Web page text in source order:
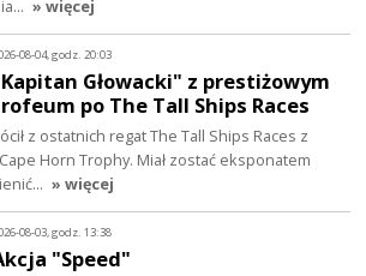
» więcej
08-04, godz. 20:03
Głowacki" z prestiżowym
po The Tall Ships Races
z ostatnich regat The Tall Ships Races z
Horn Trophy. Miał zostać eksponatem
» więcej
08-03, godz. 13:38
"Speed"